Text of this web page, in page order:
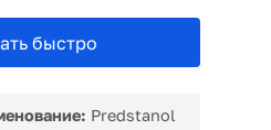
быстро
Predstanol